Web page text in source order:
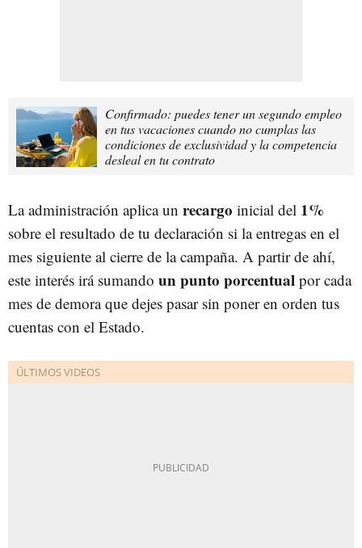
Confirmado: puedes tener un segundo empleo
en tus vacaciones cuando no cumplas las
condiciones de exclusividad y la competencia
desleal en tu contrato
La administración aplica un recargo inicial del 1%
sobre el resultado de tu declaración si la entregas en el
mes siguiente al cierre de la campaña. A partir de ahí,
este interés irá sumando un punto porcentual por cada
mes de demora que dejes pasar sin poner en orden tus
cuentas con el Estado.